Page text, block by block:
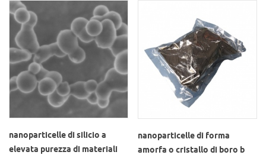
utilizzate nei materiali
superconduttori.
nanoparticelle di silicio a
elevata purezza di materiali
nanoparticelle di forma
amorfa o cristallo di boro b